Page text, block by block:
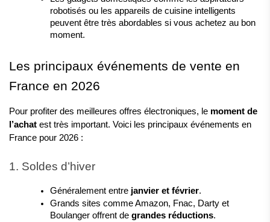
robotisés ou les appareils de cuisine intelligents
peuvent être très abordables si vous achetez au bon
moment.
Les principaux événements de vente en
France en 2026
Pour profiter des meilleures offres électroniques, le moment de
l’achat est très important. Voici les principaux événements en
France pour 2026 :
1. Soldes d’hiver
Généralement entre janvier et février.
Grands sites comme Amazon, Fnac, Darty et
Boulanger offrent de grandes réductions.